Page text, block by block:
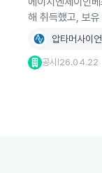
해 취득했고, 보
압타머사이
공시 26.04.22